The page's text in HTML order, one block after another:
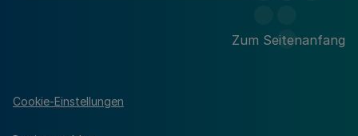
Zum Seitenanfang
Cookie-Einstellungen